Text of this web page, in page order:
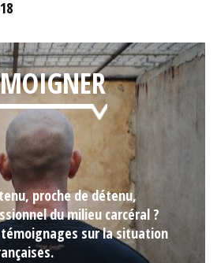
proche de détenu,
du milieu carcéral ?
témoignages sur la situation